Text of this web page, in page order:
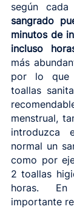
según cada
sangrado
minutos de
incluso
más
por lo que
toallas
menstrual,
introduzca
normal un
como por
2 toallas
horas.
importante